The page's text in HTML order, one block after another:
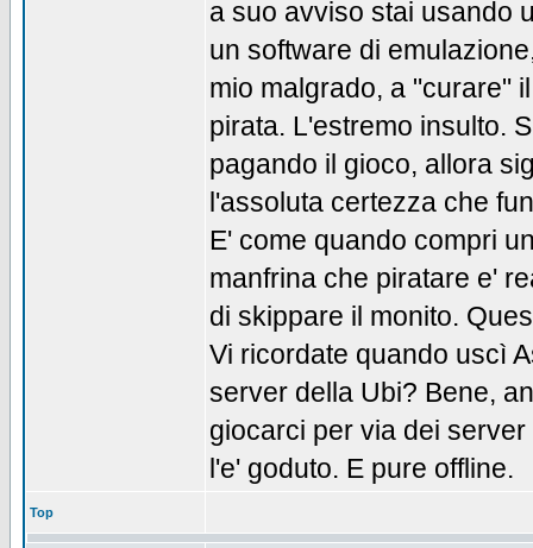
a suo avviso stai usando
un software di
mio malgrado, a "curare"
pirata. L'estremo insulto.
pagando il gioco, allora
l'assoluta certezza che
E' come quando compri
manfrina che piratare e'
di skippare il monito.
Vi ricordate quando uscì
server della Ubi? Bene,
giocarci per via dei
l'e' goduto. E pure offline.
Top